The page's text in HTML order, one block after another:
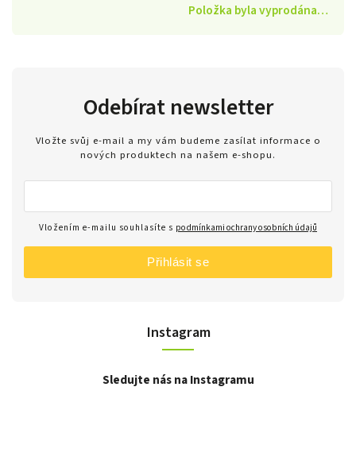
Položka byla vyprodána…
Instagram
Sledujte nás na Instagramu
Odebírat newsletter
Vložte svůj e-mail a my vám budeme zasílat informace o
nových produktech na našem e-shopu.
Vložením e-mailu souhlasíte s podmínkami ochrany osobních údajů
Přihlásit se